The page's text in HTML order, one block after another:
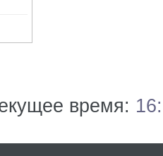
время: